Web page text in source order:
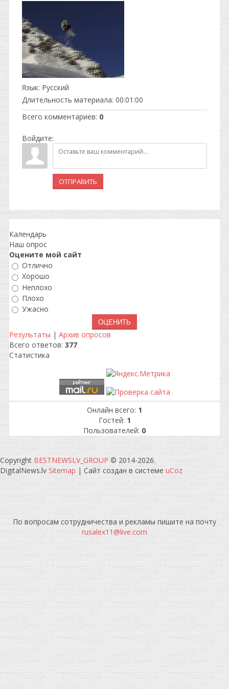
Язык: Русский
Длительность материала: 00:01:00
Всего комментариев: 0
Войдите:
ОТПРАВИТЬ
Календарь
Наш опрос
Оцените мой сайт
Отлично
Хорошо
Неплохо
Плохо
Ужасно
Результаты | Архив опросов
Всего ответов: 377
Статистика
Онлайн всего: 1
Гостей: 1
Пользователей: 0
Copyright BESTNEWSLV_GROUP © 2014-2026.
DigitalNews.lv Sitemap | Сайт создан в системе uCoz
По вопросам сотрудничества и рекламы пишите на почту
rusalex11@live.com